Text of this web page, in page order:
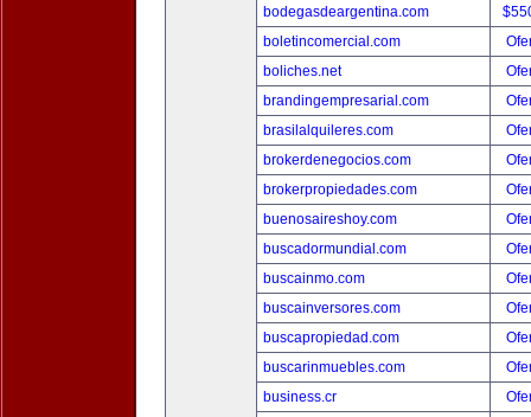
bodegasdeargentina.com
boletincomercial.com
boliches.net
brandingempresarial.com
brasilalquileres.com
brokerdenegocios.com
brokerpropiedades.com
buenosaireshoy.com
buscadormundial.com
buscainmo.com
buscainversores.com
buscapropiedad.com
buscarinmuebles.com
business.cr